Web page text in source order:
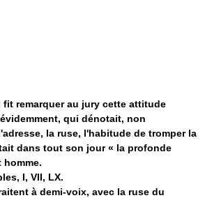
fit remarquer au jury cette attitude
qui dénotait, non
la ruse, l'habitude de tromper la
dans tout son jour « la profonde
homme.
I, VII, LX.
à demi-voix, avec la ruse du